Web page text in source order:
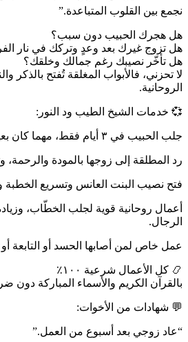
نجمع بين القلوب المتباعدة.”
هل هجرك الحبيب دون سبب؟
هل تزوج غيرك بعد وعدٍ وتركك في نار
هل تأخّر نصيبك رغم جمالك وخلقك؟
لا تحزني، فالأبواب المغلقة تُفتح بالذكر
الروحانية.
💞 خدمات الشيخ الطيب ود النور:
جلب الحبيب في ٣ أيام فقط، مهما كان بعيدًا أو معاندًا.
رد المطلقة إلى زوجها بالمودة والرحمة،
فتح نصيب البنت العانس وتسريع الخطبة
أعمال روحانية قوية لجلب الخطّاب،
الرجال.
عمل خاص لمن أصابها الحسد أو التابعة
📿 كل الأعمال شرعية ١٠٠٪
بالقرآن الكريم والأسماء المباركة دون
💬 شهادات من الأخوات:
“عاد زوجي بعد أسبوع من العمل.”